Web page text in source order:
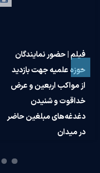
فیلم | حضور نمایندگان
حوزه علمیه جهت بازدید
از مواکب اربعین و عرض
خداقوت و شنیدن
دغدغه‌های مبلغین حاضر
در میدان